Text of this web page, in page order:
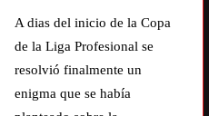
A dias del inicio de la Copa
de la Liga Profesional se
resolvió finalmente un
enigma que se había